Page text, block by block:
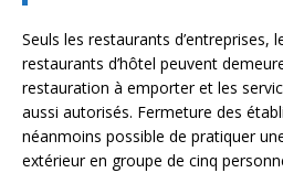
Seuls les restaurants d’entreprises,
restaurants d’hôtel peuvent
restauration à emporter et les
aussi autorisés. Fermeture des
néanmoins possible de pratiquer
extérieur en groupe de cinq